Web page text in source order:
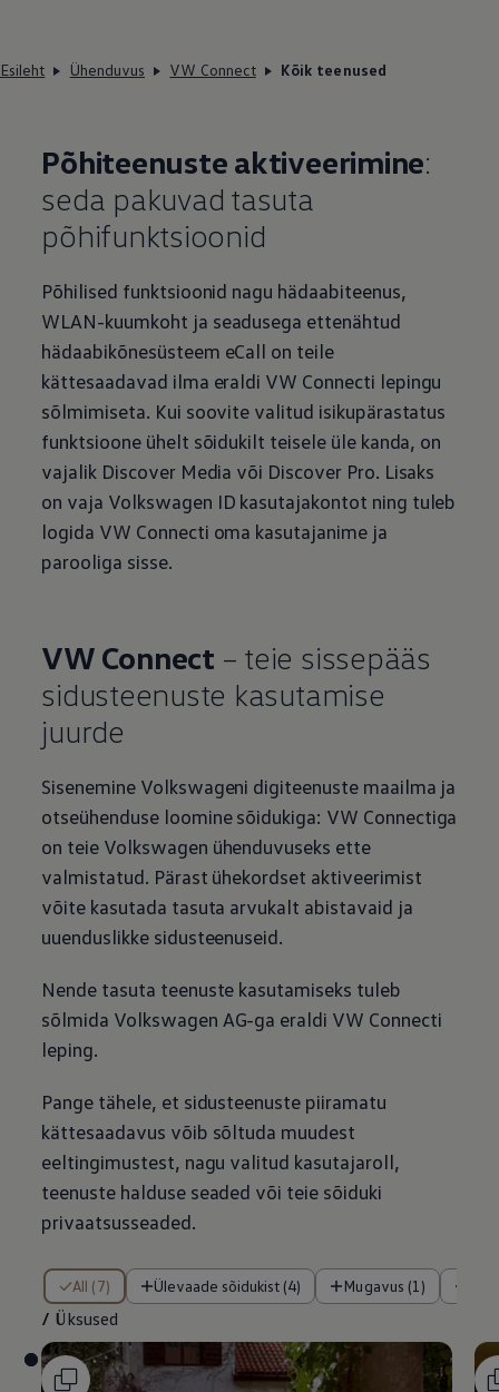
Esileht Ühenduvus VW Connect Kõik teenused
Põhiteenuste aktiveerimine:
seda pakuvad tasuta
põhifunktsioonid
Põhilised funktsioonid nagu hädaabiteenus,
WLAN-kuumkoht ja seadusega ettenähtud
hädaabikõnesüsteem eCall on teile
kättesaadavad ilma eraldi VW Connecti lepingu
sõlmimiseta. Kui soovite valitud isikupärastatus
funktsioone ühelt sõidukilt teisele üle kanda, on
vajalik Discover Media või Discover Pro. Lisaks
on vaja Volkswagen ID kasutajakontot ning tuleb
logida VW Connecti oma kasutajanime ja
parooliga sisse.
VW Connect – teie sissepääs
sidusteenuste kasutamise
juurde
Sisenemine Volkswageni digiteenuste maailma ja
otseühenduse loomine sõidukiga: VW Connectiga
on teie Volkswagen ühenduvuseks ette
valmistatud. Pärast ühekordset aktiveerimist
võite kasutada tasuta arvukalt abistavaid ja
uuenduslikke sidusteenuseid.
Nende tasuta teenuste kasutamiseks tuleb
sõlmida Volkswagen AG-ga eraldi VW Connecti
leping.
Pange tähele, et sidusteenuste piiramatu
kättesaadavus võib sõltuda muudest
eeltingimustest, nagu valitud kasutajaroll,
teenuste halduse seaded või teie sõiduki
privaatsusseaded.
All (7) Ülevaade sõidukist (4) Mugavus (1)
/ Üksused
/ Üksused